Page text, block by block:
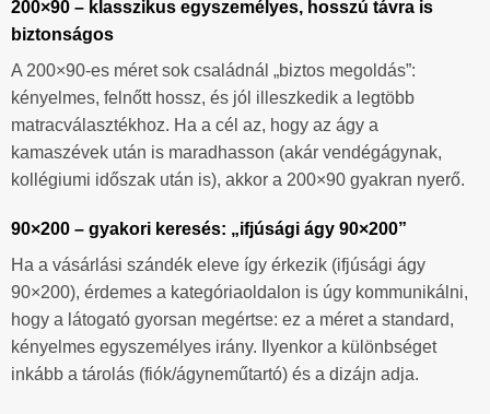
200×90 – klasszikus egyszemélyes, hosszú távra is
biztonságos
A 200×90-es méret sok családnál „biztos megoldás”:
kényelmes, felnőtt hossz, és jól illeszkedik a legtöbb
matracválasztékhoz. Ha a cél az, hogy az ágy a
kamaszévek után is maradhasson (akár vendégágynak,
kollégiumi időszak után is), akkor a 200×90 gyakran nyerő.
90×200 – gyakori keresés: „ifjúsági ágy 90×200”
Ha a vásárlási szándék eleve így érkezik (ifjúsági ágy
90×200), érdemes a kategóriaoldalon is úgy kommunikálni,
hogy a látogató gyorsan megértse: ez a méret a standard,
kényelmes egyszemélyes irány. Ilyenkor a különbséget
inkább a tárolás (fiók/ágyneműtartó) és a dizájn adja.